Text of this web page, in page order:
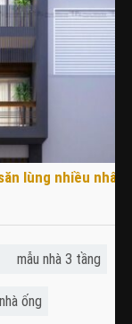
lùng nhiều nhất
mẫu nhà 3 tầng
ống